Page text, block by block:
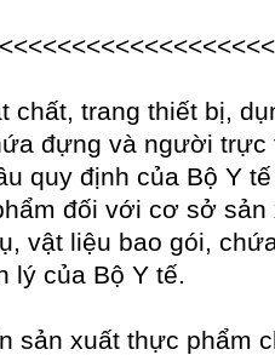
trang thiết bị,
đựng và người trực
quy định của Bộ Y
đối với cơ sở sản
vật liệu bao gói,
lý của Bộ Y tế.
sản xuất thực phẩm